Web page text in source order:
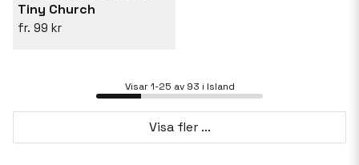
Tiny Church
99 kr
Visar 1-25 av 93 i Island
Visa fler ...